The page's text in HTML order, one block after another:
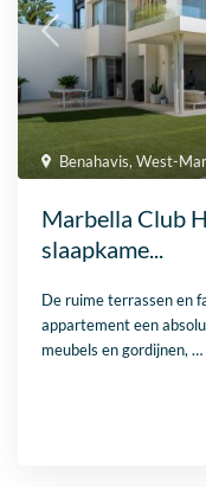
Benahavis,West-
Marbella Club
slaapkame...
De ruime terrassen en
appartement een
meubels en gordijnen,